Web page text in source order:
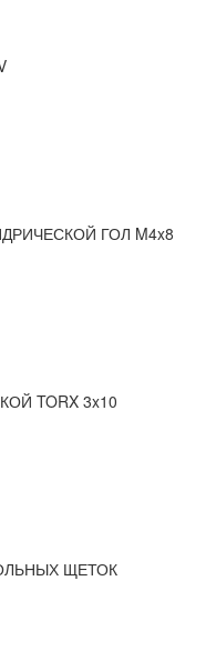
ГОЛ M4x8
TORX 3x10
ЩЕТОК